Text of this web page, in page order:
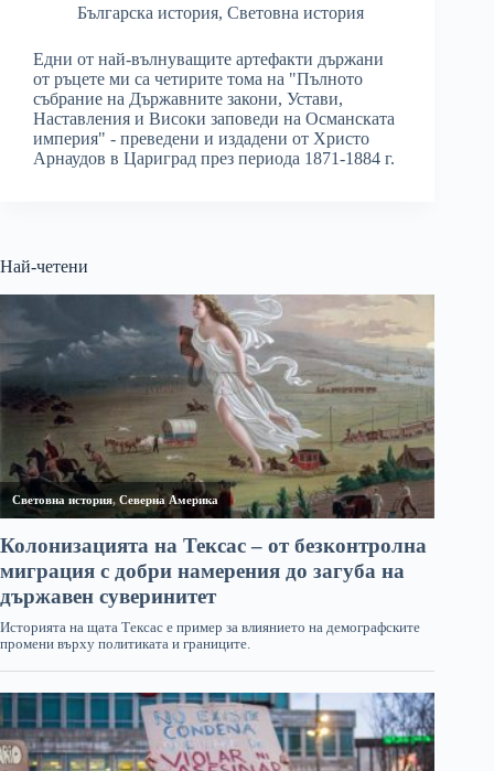
Българска история, Световна история
Едни от най-вълнуващите артефакти държани
от ръцете ми са четирите тома на "Пълното
събрание на Държавните закони, Устави,
Наставления и Високи заповеди на Османската
империя" - преведени и издадени от Христо
Арнаудов в Цариград през периода 1871-1884 г.
Най-четени